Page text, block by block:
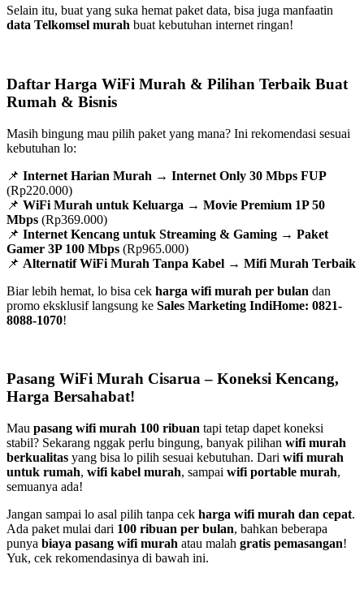
Selain itu, buat yang suka hemat paket data, bisa juga manfaatin
data Telkomsel murah buat kebutuhan internet ringan!
Daftar Harga WiFi Murah & Pilihan Terbaik Buat
Rumah & Bisnis
Masih bingung mau pilih paket yang mana? Ini rekomendasi sesuai
kebutuhan lo:
📌 Internet Harian Murah → Internet Only 30 Mbps FUP
(Rp220.000)
📌 WiFi Murah untuk Keluarga → Movie Premium 1P 50
Mbps (Rp369.000)
📌 Internet Kencang untuk Streaming & Gaming → Paket
Gamer 3P 100 Mbps (Rp965.000)
📌 Alternatif WiFi Murah Tanpa Kabel → Mifi Murah Terbaik
Biar lebih hemat, lo bisa cek harga wifi murah per bulan dan
promo eksklusif langsung ke Sales Marketing IndiHome: 0821-
8088-1070!
Pasang WiFi Murah Cisarua – Koneksi Kencang,
Harga Bersahabat!
Mau pasang wifi murah 100 ribuan tapi tetap dapet koneksi
stabil? Sekarang nggak perlu bingung, banyak pilihan wifi murah
berkualitas yang bisa lo pilih sesuai kebutuhan. Dari wifi murah
untuk rumah, wifi kabel murah, sampai wifi portable murah,
semuanya ada!
Jangan sampai lo asal pilih tanpa cek harga wifi murah dan cepat.
Ada paket mulai dari 100 ribuan per bulan, bahkan beberapa
punya biaya pasang wifi murah atau malah gratis pemasangan!
Yuk, cek rekomendasinya di bawah ini.